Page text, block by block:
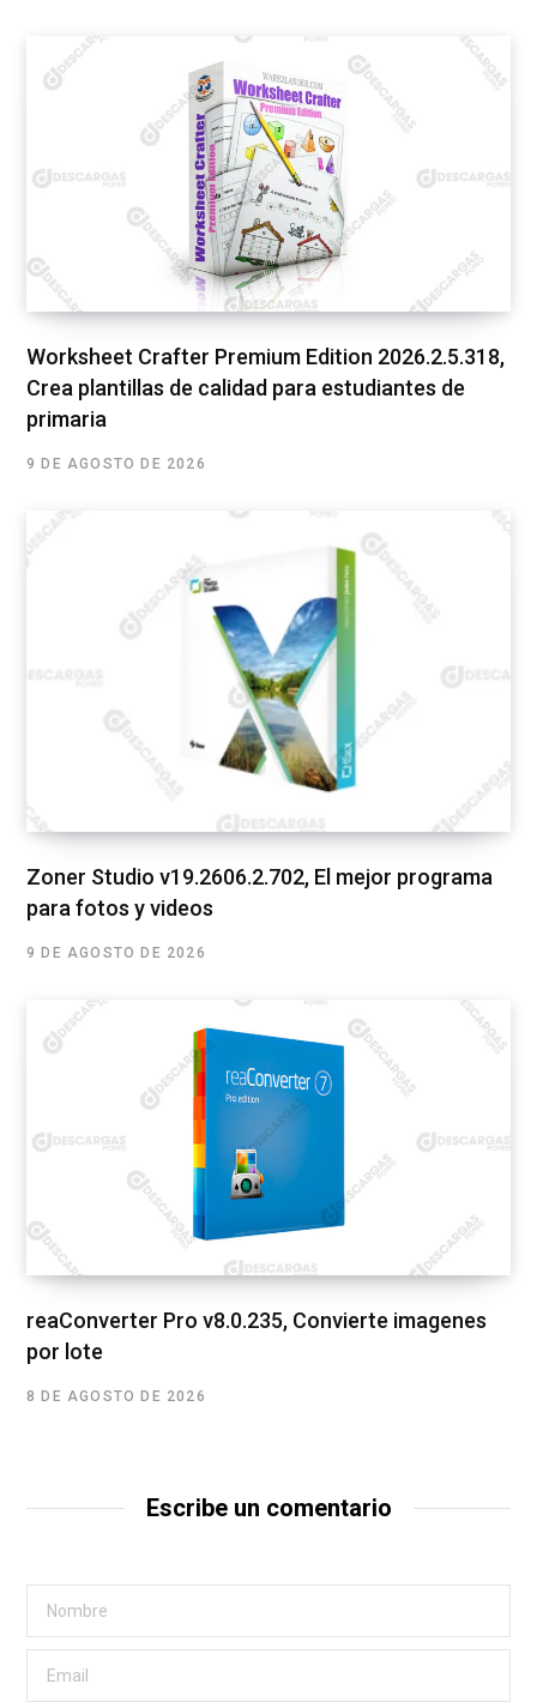
Worksheet Crafter Premium Edition 2026.2.5.318,
Crea plantillas de calidad para estudiantes de
primaria
9 DE AGOSTO DE 2026
Zoner Studio v19.2606.2.702, El mejor programa
para fotos y videos
9 DE AGOSTO DE 2026
reaConverter Pro v8.0.235, Convierte imagenes
por lote
8 DE AGOSTO DE 2026
Escribe un comentario